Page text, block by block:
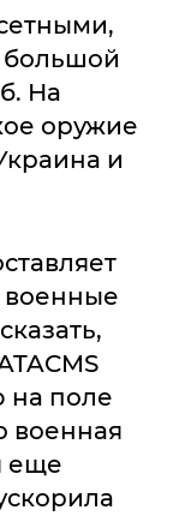
большой
На
оружие
и
военные
на поле
военная
еще